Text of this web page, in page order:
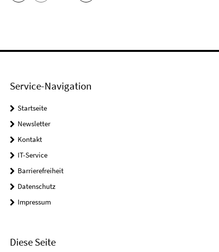
Service-Navigation
Startseite
Newsletter
Kontakt
IT-Service
Barrierefreiheit
Datenschutz
Impressum
Diese Seite